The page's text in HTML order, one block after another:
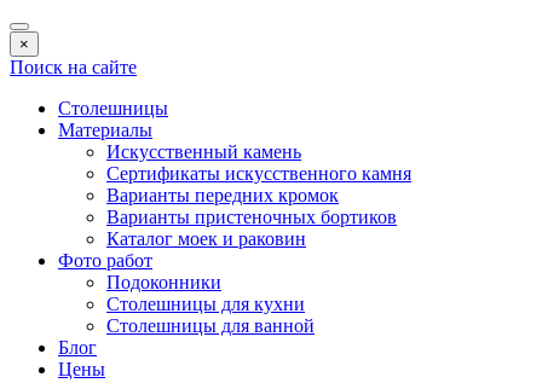
×
Поиск на сайте
Столешницы
Материалы
Искусственный камень
Сертификаты искусственного камня
Варианты передних кромок
Варианты пристеночных бортиков
Каталог моек и раковин
Фото работ
Подоконники
Столешницы для кухни
Столешницы для ванной
Блог
Цены